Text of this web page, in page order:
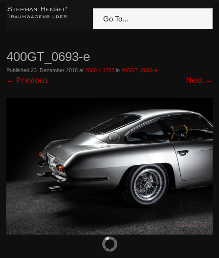
Go To...
400GT_0693-e
Published23. Dezember 2018 at2560 × 1707 in400GT_0693-e
← Previous Next →